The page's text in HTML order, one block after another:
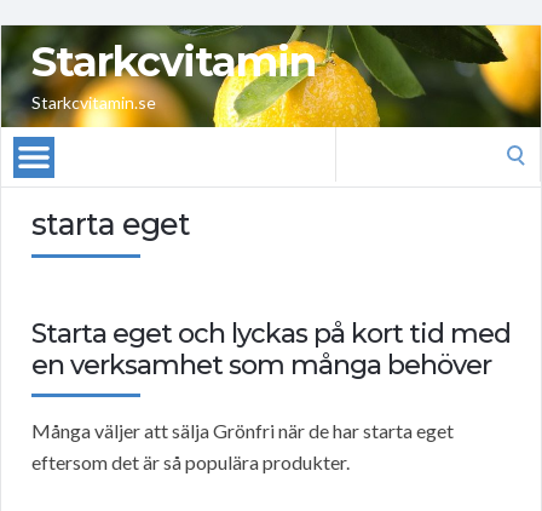
Starkcvitamin
Starkcvitamin.se
starta eget
Starta eget och lyckas på kort tid med
en verksamhet som många behöver
Många väljer att sälja Grönfri när de har starta eget
eftersom det är så populära produkter.